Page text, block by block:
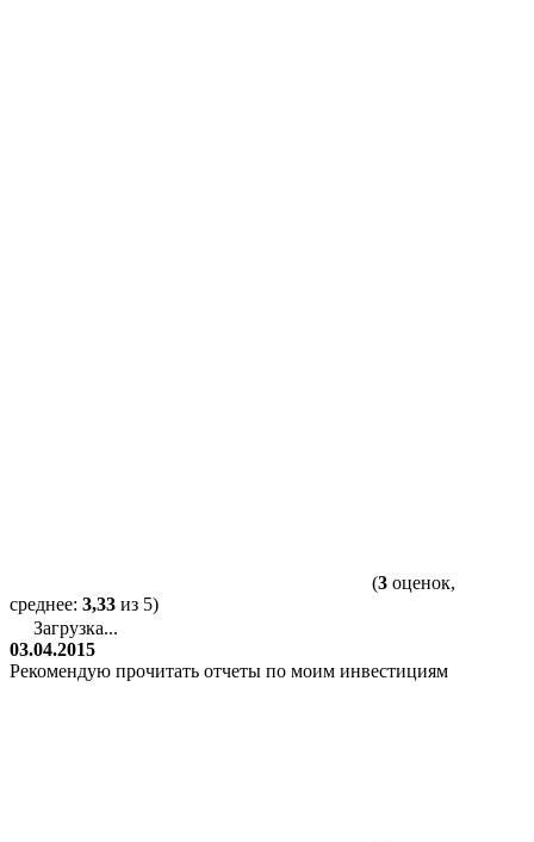
(3 оценок,
среднее: 3,33 из 5)
Загрузка...
03.04.2015
Рекомендую прочитать отчеты по моим инвестициям